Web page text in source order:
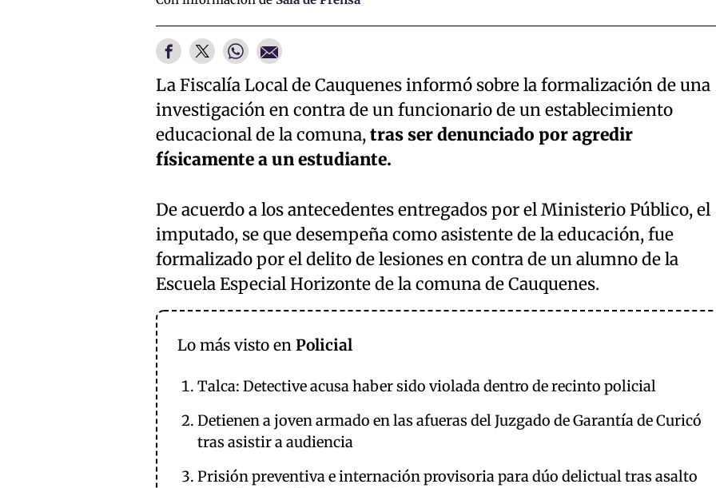
La Fiscalía Local de Cauquenes informó sobre la formalización de una
investigación en contra de un funcionario de un establecimiento
educacional de la comuna,tras ser denunciado por agredir
físicamente a un estudiante.
De acuerdo a los antecedentes entregados por el Ministerio Público, el
imputado, se que desempeña como asistente de la educación, fue
formalizado por el delito de lesiones en contra de un alumno de la
Escuela Especial Horizonte de la comuna de Cauquenes.
Lo más visto en Policial
Talca: Detective acusa haber sido violada dentro de recinto policial
Detienen a joven armado en las afueras del Juzgado de Garantía de Curicó
tras asistir a audiencia
Prisión preventiva e internación provisoria para dúo delictual tras asalto